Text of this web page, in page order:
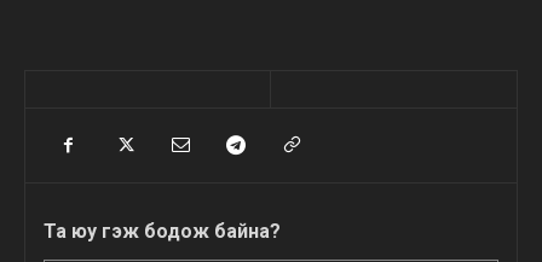
Та юу гэж бодож байна?